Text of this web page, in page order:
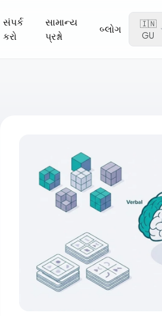
સંપર્ક
કરો
સામાન્ય
પ્રશ્નો
બ્લોગ
🇮🇳
GU